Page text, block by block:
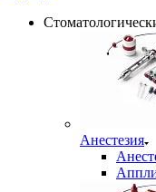
Анестезия